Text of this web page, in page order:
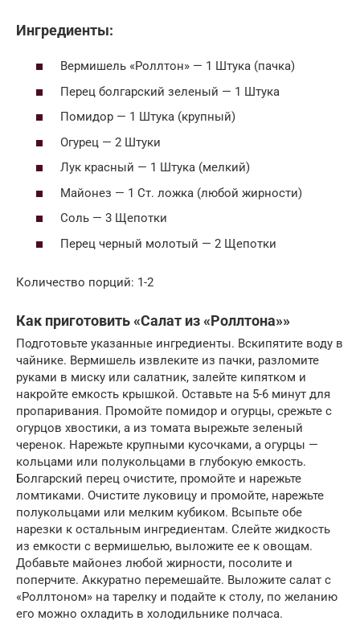
Ингредиенты:
Вермишель «Роллтон» — 1 Штука (пачка)
Перец болгарский зеленый — 1 Штука
Помидор — 1 Штука (крупный)
Огурец — 2 Штуки
Лук красный — 1 Штука (мелкий)
Майонез — 1 Ст. ложка (любой жирности)
Соль — 3 Щепотки
Перец черный молотый — 2 Щепотки
Количество порций: 1-2
Как приготовить «Салат из «Роллтона»»
Подготовьте указанные ингредиенты. Вскипятите воду в
чайнике. Вермишель извлеките из пачки, разломите
руками в миску или салатник, залейте кипятком и
накройте емкость крышкой. Оставьте на 5-6 минут для
пропаривания. Промойте помидор и огурцы, срежьте с
огурцов хвостики, а из томата вырежьте зеленый
черенок. Нарежьте крупными кусочками, а огурцы —
кольцами или полукольцами в глубокую емкость.
Болгарский перец очистите, промойте и нарежьте
ломтиками. Очистите луковицу и промойте, нарежьте
полукольцами или мелким кубиком. Всыпьте обе
нарезки к остальным ингредиентам. Слейте жидкость
из емкости с вермишелью, выложите ее к овощам.
Добавьте майонез любой жирности, посолите и
поперчите. Аккуратно перемешайте. Выложите салат с
«Роллтоном» на тарелку и подайте к столу, по желанию
его можно охладить в холодильнике полчаса.